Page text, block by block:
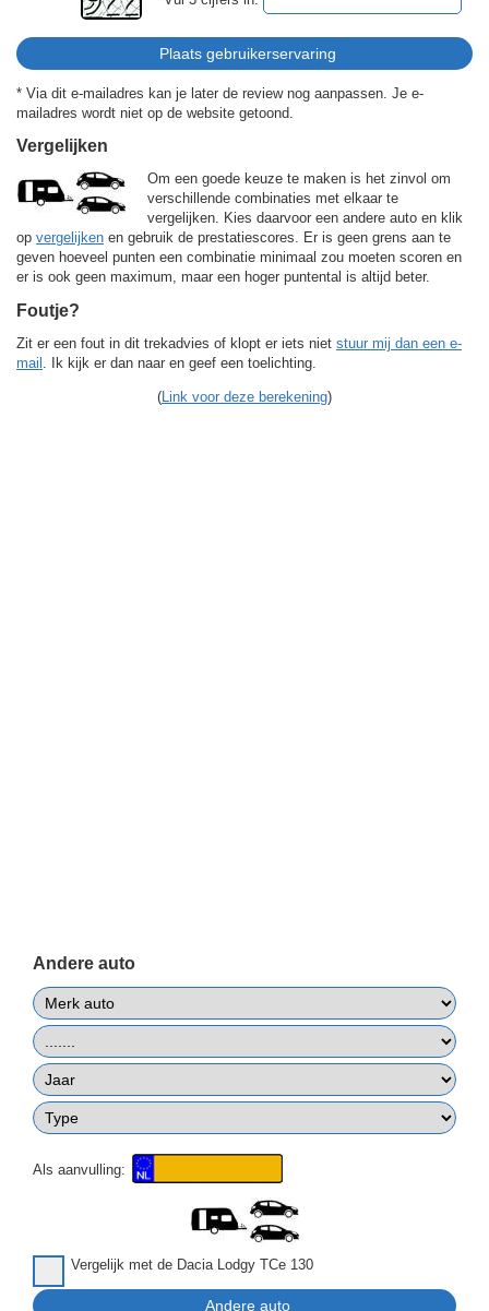
* Via dit e-mailadres kan je later de review nog aanpassen. Je e-
mailadres wordt niet op de website getoond.
Vergelijken
Om een goede keuze te maken is het zinvol om
verschillende combinaties met elkaar te
vergelijken. Kies daarvoor een andere auto en klik
op vergelijken en gebruik de prestatiescores. Er is geen grens aan te
geven hoeveel punten een combinatie minimaal zou moeten scoren en
er is ook geen maximum, maar een hoger puntental is altijd beter.
Foutje?
Zit er een fout in dit trekadvies of klopt er iets niet stuur mij dan een e-
mail
. Ik kijk er dan naar en geef een toelichting.
( Link voor deze berekening)
Andere auto
Als aanvulling:
Vergelijk met de Dacia Lodgy TCe 130